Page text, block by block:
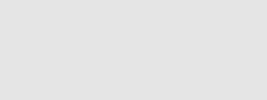
WURST